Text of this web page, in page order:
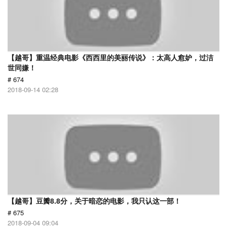
【越哥】重温经典电影《西西里的美丽传说》：太高人愈妒，过洁
世同嫌！
# 674
2018-09-14 02:28
【越哥】豆瓣8.8分，关于暗恋的电影，我只认这一部！
# 675
2018-09-04 09:04